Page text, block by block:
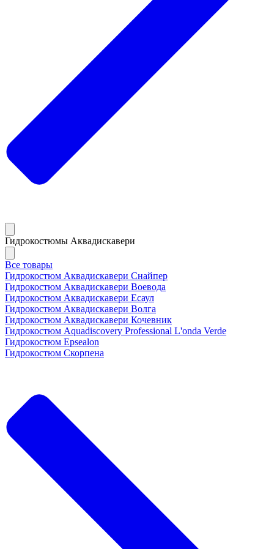
Гидрокостюмы Аквадискавери
Все товары
Гидрокостюм Аквадискавери Снайпер
Гидрокостюм Аквадискавери Воевода
Гидрокостюм Аквадискавери Есаул
Гидрокостюм Аквадискавери Волга
Гидрокостюм Аквадискавери Кочевник
Гидрокостюм Aquadiscovery Professional L'onda Verde
Гидрокостюм Epsealon
Гидрокостюм Скорпена